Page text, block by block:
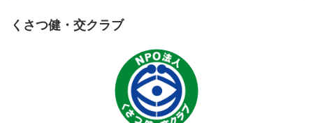
くさつ健・交クラブ